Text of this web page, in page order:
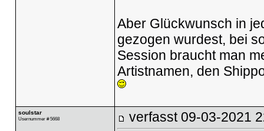
Aber Glückwunsch in
gezogen wurdest, bei
Session braucht man
Artistnamen, den
soulstar
Usernummer # 5668 verfasst 09-03-2021